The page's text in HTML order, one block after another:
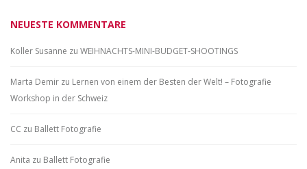
NEUESTE KOMMENTARE
Koller Susanne zu WEIHNACHTS-MINI-BUDGET-SHOOTINGS
Marta Demir zu Lernen von einem der Besten der Welt! – Fotografie
Workshop in der Schweiz
CC zu Ballett Fotografie
Anita zu Ballett Fotografie